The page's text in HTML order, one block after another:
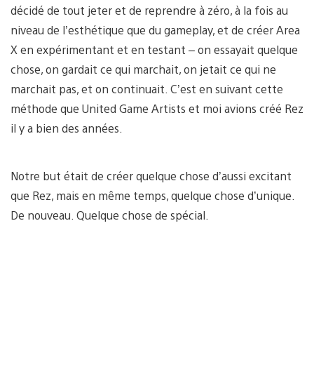
décidé de tout jeter et de reprendre à zéro, à la fois au
niveau de l’esthétique que du gameplay, et de créer Area
X en expérimentant et en testant – on essayait quelque
chose, on gardait ce qui marchait, on jetait ce qui ne
marchait pas, et on continuait. C’est en suivant cette
méthode que United Game Artists et moi avions créé Rez
il y a bien des années.
Notre but était de créer quelque chose d’aussi excitant
que Rez, mais en même temps, quelque chose d’unique.
De nouveau. Quelque chose de spécial.